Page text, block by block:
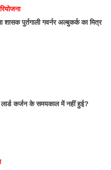
पुर्तगाली गवर्नर अल्बुकर्क का मित्र
कर्जन के समयकाल में नहीं हुई?